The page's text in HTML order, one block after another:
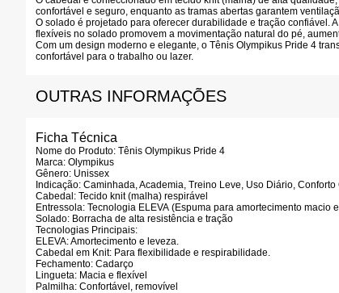
confortável e seguro, enquanto as tramas abertas garantem
O solado é projetado para oferecer durabilidade e tração confiável .
flexíveis no solado promovem a movimentação natural do pé,
Com um design moderno e elegante, o Tênis Olympikus Pride 4
confortável para o trabalho ou lazer.
OUTRAS INFORMAÇÕES
Ficha Técnica
Nome do Produto: Tênis Olympikus Pride 4
Marca: Olympikus
Gênero: Unissex
Indicação: Caminhada, Academia, Treino Leve, Uso Diário, Conforto
Cabedal: Tecido knit (malha) respirável
Entressola: Tecnologia ELEVA (Espuma para amortecimento macio
Solado: Borracha de alta resistência e tração
Tecnologias Principais:
ELEVA:Amortecimento e leveza.
Cabedal em Knit: Para flexibilidade e respirabilidade.
Fechamento: Cadarço
Lingueta: Macia e flexível
Palmilha: Confortável, removível